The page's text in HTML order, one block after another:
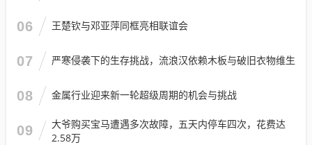
06 王楚钦与邓亚萍同框亮相联谊会
07 严寒侵袭下的生存挑战，流浪汉依赖木板与破旧衣物维生
08 金属行业迎来新一轮超级周期的机会与挑战
09
大爷购买宝马遭遇多次故障，五天内停车四次，花费达
2.58万